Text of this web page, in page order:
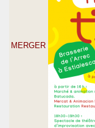
MERGER